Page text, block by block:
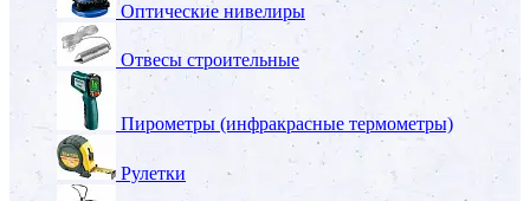
Оптические нивелиры
Отвесы строительные
Пирометры (инфракрасные термометры)
Рулетки